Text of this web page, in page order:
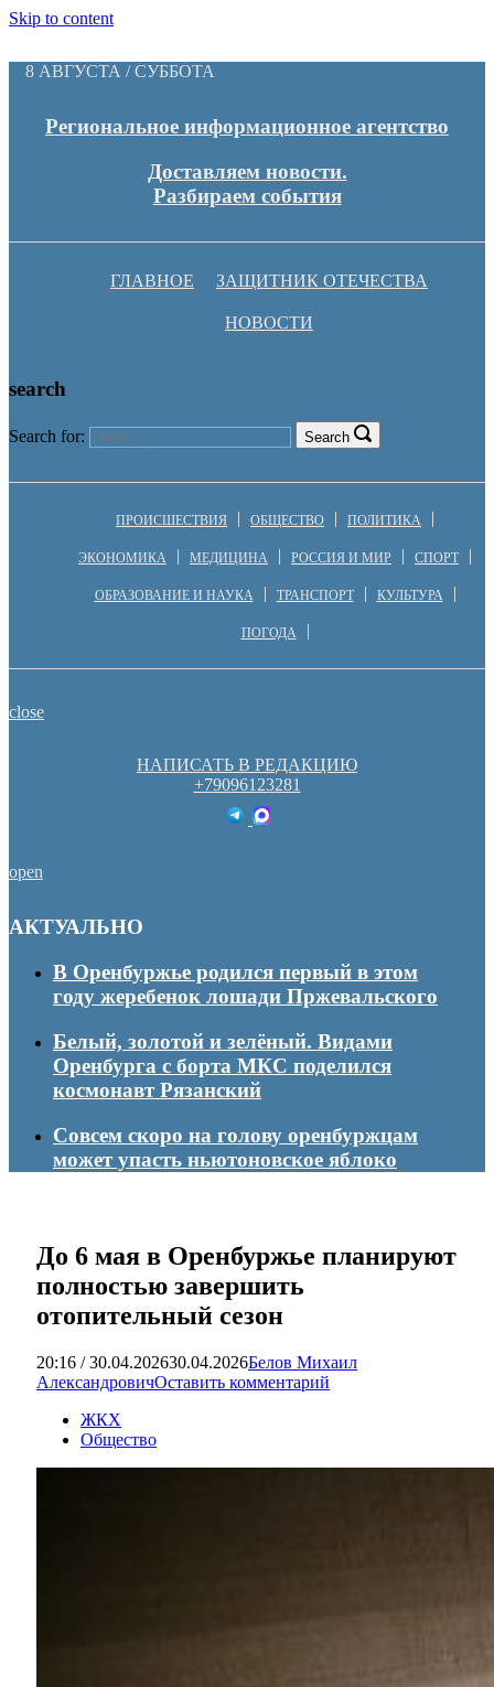
Skip to content
8 АВГУСТА / СУББОТА
Региональное информационное агентство
Доставляем новости.
Разбираем события
ГЛАВНОЕ ЗАЩИТНИК ОТЕЧЕСТВА
НОВОСТИ
search
Search for: Search
ПРОИСШЕСТВИЯ ОБЩЕСТВО ПОЛИТИКА
ЭКОНОМИКА МЕДИЦИНА РОССИЯ И МИР СПОРТ
ОБРАЗОВАНИЕ И НАУКА ТРАНСПОРТ КУЛЬТУРА
ПОГОДА
close
НАПИСАТЬ В РЕДАКЦИЮ
+79096123281
open
АКТУАЛЬНО
В Оренбуржье родился первый в этом
году жеребенок лошади Пржевальского
Белый, золотой и зелёный. Видами
Оренбурга с борта МКС поделился
космонавт Рязанский
Совсем скоро на голову оренбуржцам
может упасть ньютоновское яблоко
До 6 мая в Оренбуржье планируют
полностью завершить
отопительный сезон
20:16 / 30.04.202630.04.2026Белов Михаил
АлександровичОставить комментарий
ЖКХ
Общество